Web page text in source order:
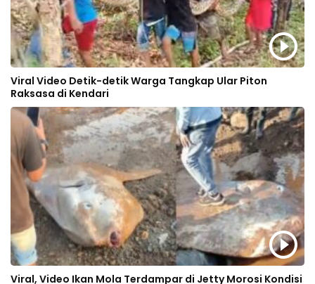
Viral Video Detik-detik Warga Tangkap Ular Piton
Raksasa di Kendari
Viral, Video Ikan Mola Terdampar di Jetty Morosi Kondisi